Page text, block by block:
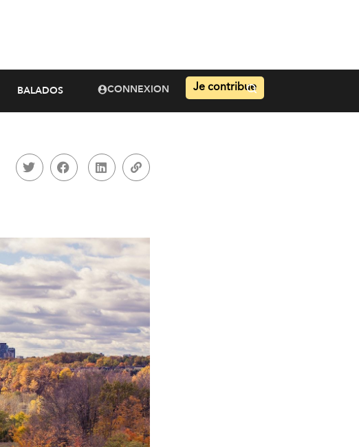
BALADOS CONNEXION Je contribue